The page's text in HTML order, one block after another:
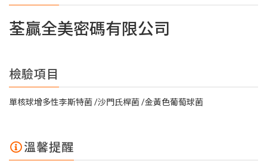
荃贏全美密碼有限公司
檢驗項目
單核球增多性李斯特菌 沙門氏桿菌 金黃色葡萄球菌
溫馨提醒